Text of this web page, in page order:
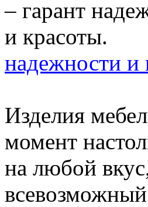
надежности и
Изделия
момент
на любой